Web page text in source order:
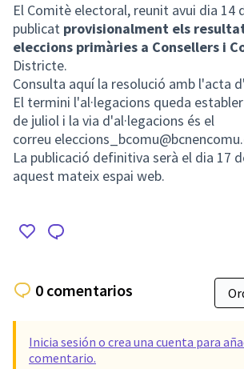
El Comitè electoral, reunit avui dia 14
publicat provisionalment els
eleccions primàries a Consellers i
Districte.
Consulta aquí la resolució amb l'acta
El termini l'al·legacions queda
de juliol i la via d'al·legacions és el
correu
La publicació definitiva serà el dia 17
aquest mateix espai web.
0 comentarios
Inicia sesión o crea una cuenta para
comentario.